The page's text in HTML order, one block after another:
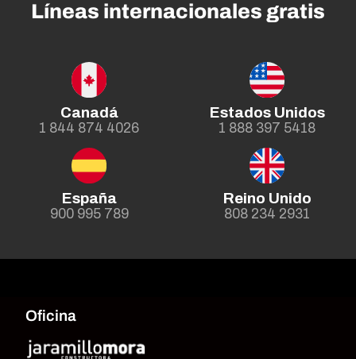
Líneas internacionales gratis
Canadá
1 844 874 4026
Estados Unidos
1 888 397 5418
España
900 995 789
Reino Unido
808 234 2931
Oficina